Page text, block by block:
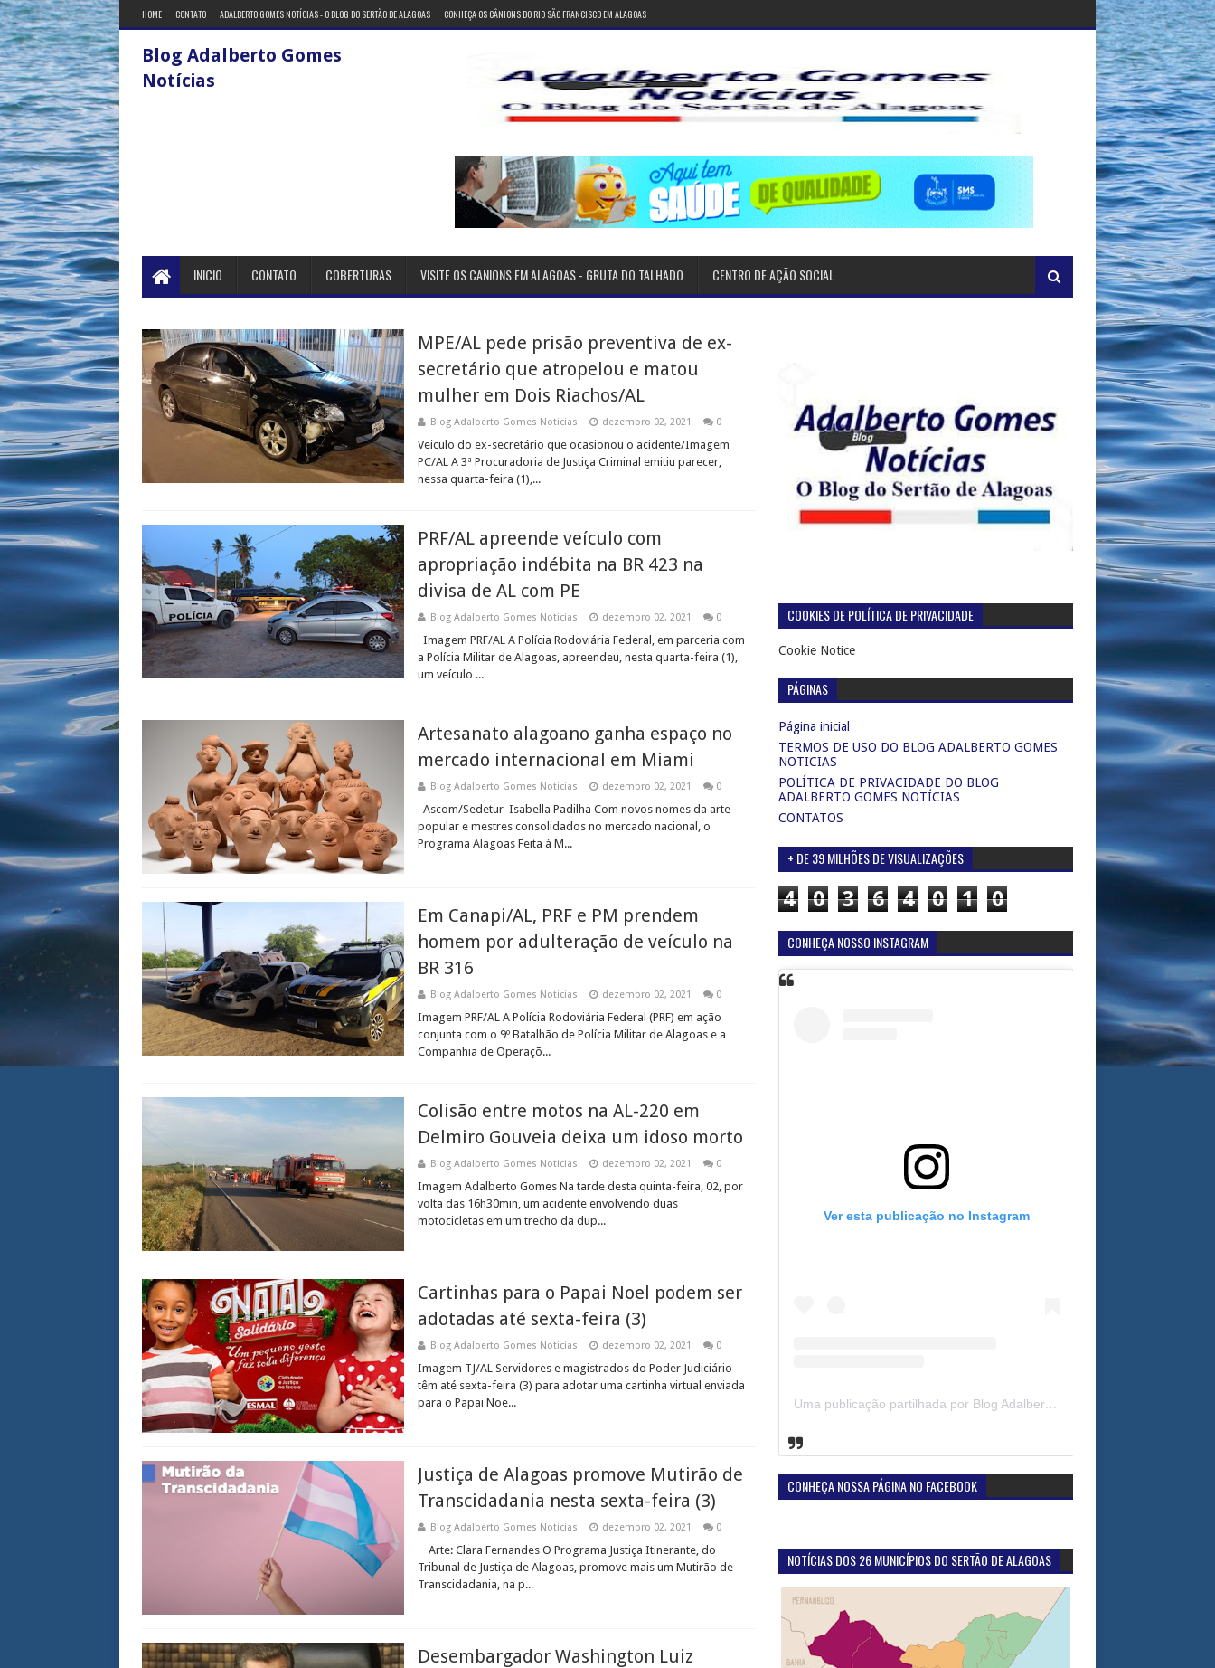
HOME CONTATO ADALBERTO GOMES NOTÍCIAS - O BLOG DO SERTÃO DE ALAGOAS CONHEÇA OS CÂNIONS DO RIO SÃO FRANCISCO EM ALAGOAS
Blog Adalberto Gomes
Notícias
INICIO CONTATO COBERTURAS VISITE OS CANIONS EM ALAGOAS - GRUTA DO TALHADO CENTRO DE AÇÃO SOCIAL
MPE/AL pede prisão preventiva de ex-
secretário que atropelou e matou
mulher em Dois Riachos/AL
Blog Adalberto Gomes Noticias dezembro 02, 2021 0
Veiculo do ex-secretário que ocasionou o acidente/Imagem
PC/AL A 3ª Procuradoria de Justiça Criminal emitiu parecer,
nessa quarta-feira (1),...
PRF/AL apreende veículo com
apropriação indébita na BR 423 na
divisa de AL com PE
Blog Adalberto Gomes Noticias dezembro 02, 2021 0
Imagem PRF/AL A Polícia Rodoviária Federal, em parceria com
a Polícia Militar de Alagoas, apreendeu, nesta quarta-feira (1),
um veículo ...
Artesanato alagoano ganha espaço no
mercado internacional em Miami
Blog Adalberto Gomes Noticias dezembro 02, 2021 0
Ascom/Sedetur Isabella Padilha Com novos nomes da arte
popular e mestres consolidados no mercado nacional, o
Programa Alagoas Feita à M...
Em Canapi/AL, PRF e PM prendem
homem por adulteração de veículo na
BR 316
Blog Adalberto Gomes Noticias dezembro 02, 2021 0
Imagem PRF/AL A Polícia Rodoviária Federal (PRF) em ação
conjunta com o 9º Batalhão de Polícia Militar de Alagoas e a
Companhia de Operaçõ...
Colisão entre motos na AL-220 em
Delmiro Gouveia deixa um idoso morto
Blog Adalberto Gomes Noticias dezembro 02, 2021 0
Imagem Adalberto Gomes Na tarde desta quinta-feira, 02, por
volta das 16h30min, um acidente envolvendo duas
motocicletas em um trecho da dup...
Cartinhas para o Papai Noel podem ser
adotadas até sexta-feira (3)
Blog Adalberto Gomes Noticias dezembro 02, 2021 0
Imagem TJ/AL Servidores e magistrados do Poder Judiciário
têm até sexta-feira (3) para adotar uma cartinha virtual enviada
para o Papai Noe...
Justiça de Alagoas promove Mutirão de
Transcidadania nesta sexta-feira (3)
Blog Adalberto Gomes Noticias dezembro 02, 2021 0
Arte: Clara Fernandes O Programa Justiça Itinerante, do
Tribunal de Justiça de Alagoas, promove mais um Mutirão de
Transcidadania, na p...
Desembargador Washington Luiz
COOKIES DE POLÍTICA DE PRIVACIDADE
Cookie Notice
PÁGINAS
Página inicial
TERMOS DE USO DO BLOG ADALBERTO GOMES
NOTICIAS
POLÍTICA DE PRIVACIDADE DO BLOG
ADALBERTO GOMES NOTÍCIAS
CONTATOS
+ DE 39 MILHÕES DE VISUALIZAÇÕES
4 0 3 6 4 0 1 0
CONHEÇA NOSSO INSTAGRAM
Ver esta publicação no Instagram
Uma publicação partilhada por Blog Adalberto Gomes Noticias (@blogadalbertogomesnoticiass)
CONHEÇA NOSSA PÁGINA NO FACEBOOK
NOTÍCIAS DOS 26 MUNICÍPIOS DO SERTÃO DE ALAGOAS